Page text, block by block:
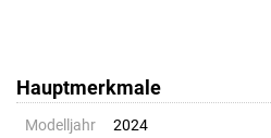
Hauptmerkmale
Modelljahr
2024